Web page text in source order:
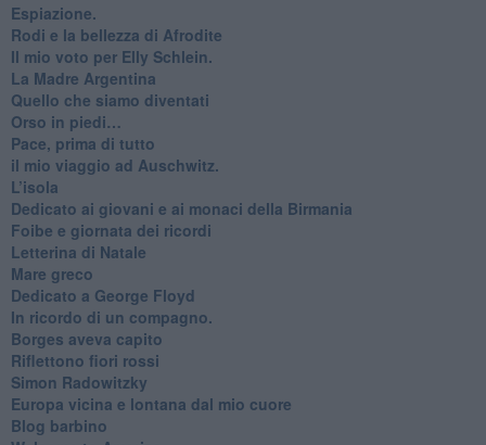
Espiazione.
Rodi e la bellezza di Afrodite
​Il mio voto per Elly Schlein.
​La Madre Argentina
Quello che siamo diventati
Orso in piedi…
​Pace, prima di tutto
​il mio viaggio ad Auschwitz.
​L’isola
Dedicato ai giovani e ai monaci della Birmania
​Foibe e giornata dei ricordi
Letterina di Natale
Mare greco
​Dedicato a George Floyd
​In ricordo di un compagno.
Borges aveva capito
Riflettono fiori rossi
Simon Radowitzky
Europa vicina e lontana dal mio cuore
Blog barbino